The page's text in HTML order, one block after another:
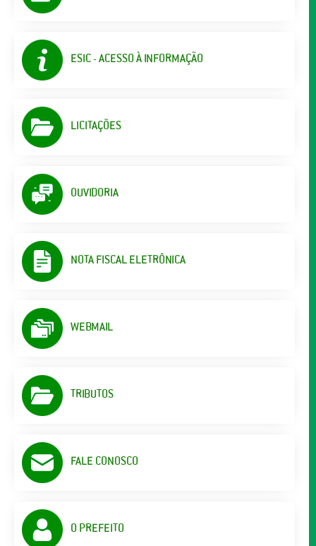
ESIC - ACESSO À INFORMAÇÃO
LICITAÇÕES
OUVIDORIA
NOTA FISCAL ELETRÔNICA
WEBMAIL
TRIBUTOS
FALE CONOSCO
O PREFEITO